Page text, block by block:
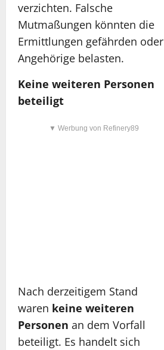
verzichten. Falsche
Mutmaßungen könnten die
Ermittlungen gefährden oder
Angehörige belasten.
Keine weiteren Personen
beteiligt
▼ Werbung von Refinery89
Nach derzeitigem Stand
waren keine weiteren
Personen an dem Vorfall
beteiligt. Es handelt sich